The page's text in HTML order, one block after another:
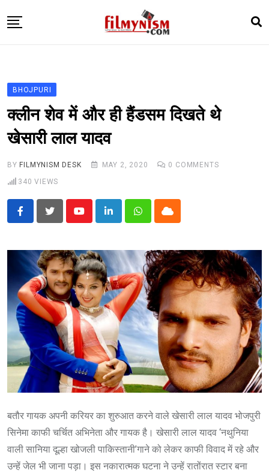
to
TELEVISION
BHOJPURI
NEWS ABTAK
STARRY SIDES
BHOJPURI
क्लीन शेव में और ही हैंडसम दिखते थे
खेसारी लाल यादव
BY FILMYNISM DESK MAY 2, 2020 0 COMMENTS
340 VIEWS
YoutubeLinkedInWhatsappCloud
बतौर गायक अपनी करियर का शुरुआत करने वाले खेसारी लाल यादव भोजपुरी
सिनेमा काफी चर्चित अभिनेता और गायक है। खेसारी लाल यादव ‘नथुनिया
वाली सानिया दूल्हा खोजली पाकिस्तानी’गाने को लेकर काफी विवाद में रहे और
उन्हें जेल भी जाना पड़ा। इस नकारात्मक घटना ने उन्हें रातोंरात स्टार बना